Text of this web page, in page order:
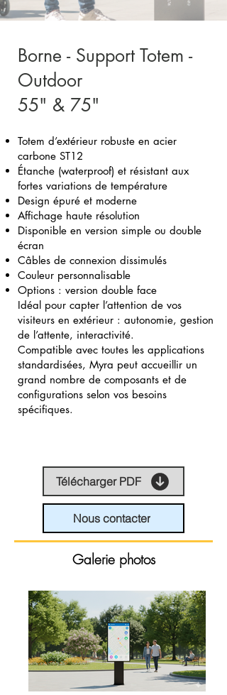
Borne - Support Totem -
Outdoor
​55" & 75"
Totem d’extérieur robuste en acier
carbone ST12
Étanche (waterproof) et résistant aux
fortes variations de température
Design épuré et moderne
Affichage haute résolution
Disponible en version simple ou double
écran
Câbles de connexion dissimulés
Couleur personnalisable
Options : version double face
Idéal pour capter l’attention de vos
visiteurs en extérieur : autonomie, gestion
de l’attente, interactivité.
Compatible avec toutes les applications
standardisées, Myra peut accueillir un
grand nombre de composants et de
configurations selon vos besoins
spécifiques.
Télécharger PDF
Nous contacter
Galerie photos